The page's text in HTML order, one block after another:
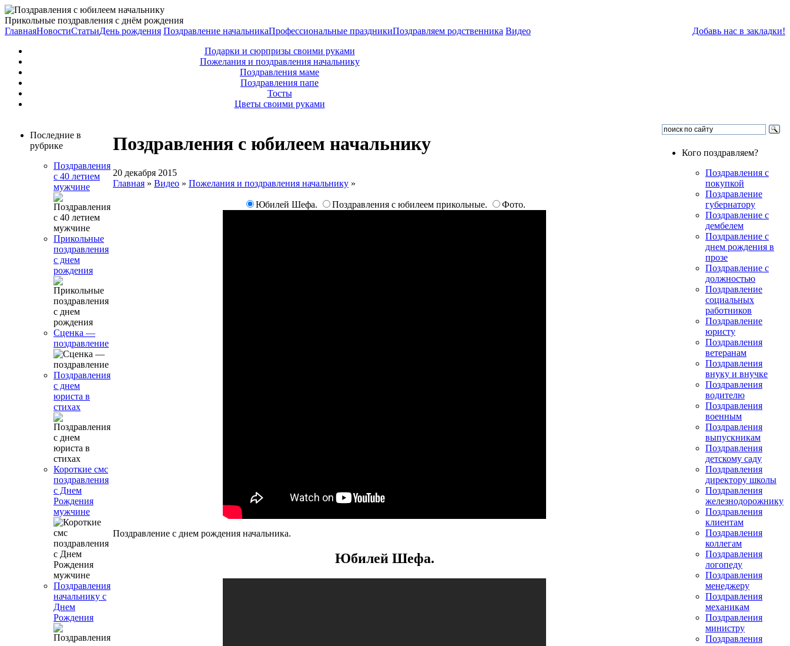
Прикольные поздравления с днём рождения
ГлавнаяНовостиСтатьиДень рождения Поздравление начальникаПрофессиональные праздникиПоздравляем родственника Видео
Подарки и сюрпризы своими руками
Пожелания и поздравления начальнику
Поздравления маме
Поздравления папе
Тосты
Цветы своими руками
Добавь нас в закладки!
Последние в
рубрике
Поздравления
с 40 летием
мужчине
Прикольные
поздравления
с днем
рождения
Сценка —
поздравление
Поздравления
с днем
юриста в
стихах
Короткие смс
поздравления
с Днем
Рождения
мужчине
Поздравления
начальнику с
Днем
Рождения
Поздравления с юбилеем начальнику
20 декабря 2015
Главная » Видео » Пожелания и поздравления начальнику »
Юбилей Шефа. Поздравления с юбилеем прикольные. Фото.
Поздравление с днем рождения начальника.
Юбилей Шефа.
Кого поздравляем?
Поздравления с
покупкой
Поздравление
губернатору
Поздравление с
дембелем
Поздравление с
днем рождения в
прозе
Поздравление с
должностью
Поздравление
социальных
работников
Поздравление
юристу
Поздравления
ветеранам
Поздравления
внуку и внучке
Поздравления
водителю
Поздравления
военным
Поздравления
выпускникам
Поздравления
детскому саду
Поздравления
директору школы
Поздравления
железнодорожнику
Поздравления
клиентам
Поздравления
коллегам
Поздравления
логопеду
Поздравления
менеджеру
Поздравления
механикам
Поздравления
министру
Поздравления